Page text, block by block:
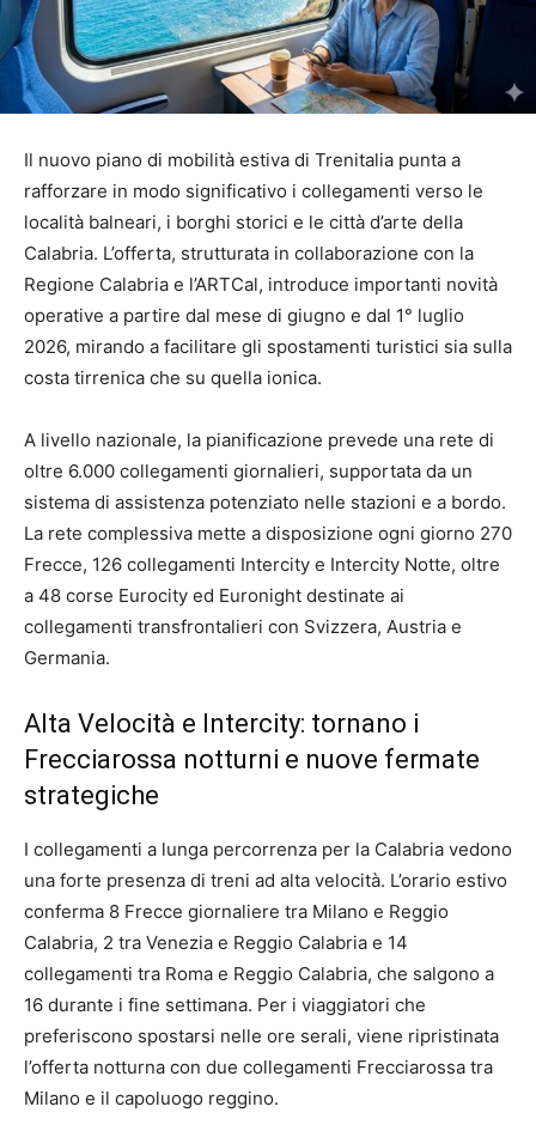
Il nuovo piano di mobilità estiva di Trenitalia punta a
rafforzare in modo significativo i collegamenti verso le
località balneari, i borghi storici e le città d’arte della
Calabria. L’offerta, strutturata in collaborazione con la
Regione Calabria e l’ARTCal, introduce importanti novità
operative a partire dal mese di giugno e dal 1° luglio
2026, mirando a facilitare gli spostamenti turistici sia sulla
costa tirrenica che su quella ionica.
A livello nazionale, la pianificazione prevede una rete di
oltre 6.000 collegamenti giornalieri, supportata da un
sistema di assistenza potenziato nelle stazioni e a bordo.
La rete complessiva mette a disposizione ogni giorno 270
Frecce, 126 collegamenti Intercity e Intercity Notte, oltre
a 48 corse Eurocity ed Euronight destinate ai
collegamenti transfrontalieri con Svizzera, Austria e
Germania.
Alta Velocità e Intercity: tornano i
Frecciarossa notturni e nuove fermate
strategiche
I collegamenti a lunga percorrenza per la Calabria vedono
una forte presenza di treni ad alta velocità. L’orario estivo
conferma 8 Frecce giornaliere tra Milano e Reggio
Calabria, 2 tra Venezia e Reggio Calabria e 14
collegamenti tra Roma e Reggio Calabria, che salgono a
16 durante i fine settimana. Per i viaggiatori che
preferiscono spostarsi nelle ore serali, viene ripristinata
l’offerta notturna con due collegamenti Frecciarossa tra
Milano e il capoluogo reggino.